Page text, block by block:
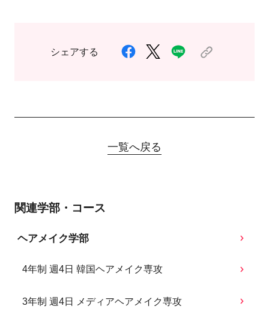
シェアする
一覧へ戻る
関連学部・コース
ヘアメイク学部
4年制 週4日 韓国ヘアメイク専攻
3年制 週4日 メディアヘアメイク専攻